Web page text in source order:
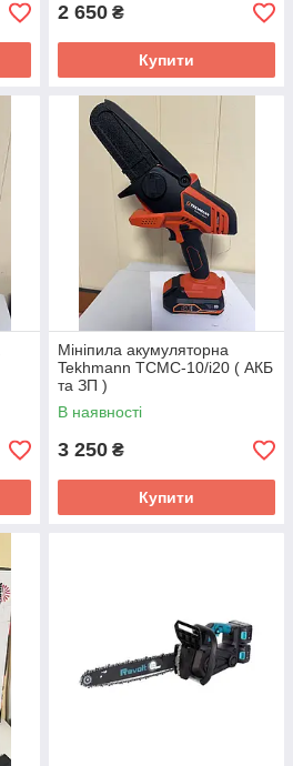
2 650 ₴
Купити
Мініпила акумуляторна
Tekhmann TCMC-10/i20 ( АКБ
та ЗП )
В наявності
3 250 ₴
Купити